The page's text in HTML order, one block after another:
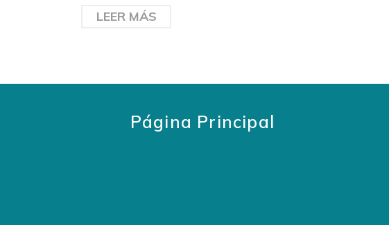
LEER MÁS
Página Principal